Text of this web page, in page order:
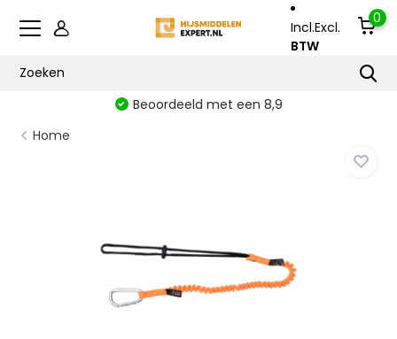
Incl.Excl.
BTW
0
Beoordeeld met een 8,9
Home